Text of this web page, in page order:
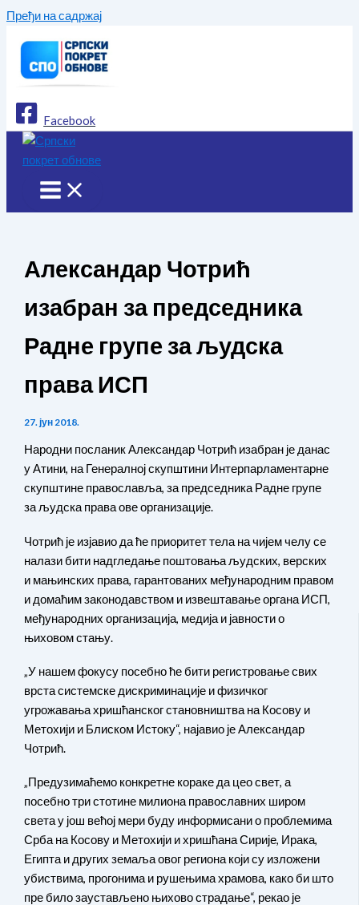
Пређи на садржај
Facebook
Александар Чотрић
изабран за председника
Радне групе за људска
права ИСП
27. јун 2018.
Народни посланик Александар Чотрић изабран је данас
у Атини, на Генералној скупштини Интерпарламентарне
скупштине православља, за председника Радне групе
за људска права ове организације.
Чотрић је изјавио да ће приоритет тела на чијем челу се
налази бити надгледање поштовања људских, верских
и мањинских права, гарантованих међународним правом
и домаћим законодавством и извештавање органа ИСП,
међународних организација, медија и јавности о
њиховом стању.
„У нашем фокусу посебно ће бити регистровање свих
врста системске дискриминације и физичког
угрожавања хришћанског становништва на Косову и
Метохији и Блиском Истоку“, најавио је Александар
Чотрић.
„Предузимаћемо конкретне кораке да цео свет, а
посебно три стотине милиона православних широм
света у још већој мери буду информисани о проблемима
Срба на Косову и Метохији и хришћана Сирије, Ирака,
Египта и других земаља овог региона који су изложени
убиствима, прогонима и рушењима храмова, како би што
пре било заустављено њихово страдање“, рекао је